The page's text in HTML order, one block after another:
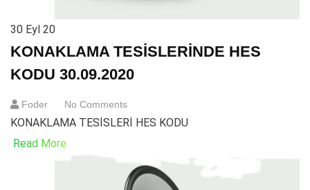
30 Eyl 20
KONAKLAMA TESİSLERİNDE HES
KODU 30.09.2020
Foder No Comments
KONAKLAMA TESİSLERİ HES KODU
Read More